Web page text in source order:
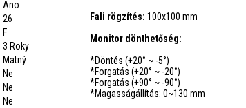
Ano
26
F
3 Roky
Matný
Ne
Ne
Ne
Fali rögzítés: 100x100 mm
Monitor dönthetőség:
*Döntés (+20° ~ -5°)
*Forgatás (+20° ~ -20°)
*Forgatás (+90° ~ -90°)
*Magasságállítás: 0~130 mm